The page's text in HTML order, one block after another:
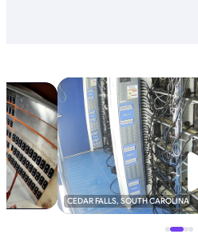
CEDAR FALLS, SOUTH CAROLINA